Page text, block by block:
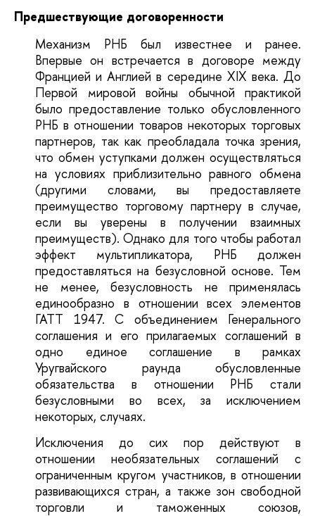
Предшествующие договоренности
Механизм РНБ был известнее и ранее.
Впервые он встречается в договоре между
Францией и Англией в середине XIX века. До
Первой мировой войны обычной практикой
было предоставление только обусловленного
РНБ в отношении товаров некоторых торговых
партнеров, так как преобладала точка зрения,
что обмен уступками должен осуществляться
на условиях приблизительно равного обмена
(другими словами, вы предоставляете
преимущество торговому партнеру в случае,
если вы уверены в получении взаимных
преимуществ). Однако для того чтобы работал
эффект мультипликатора, РНБ должен
предоставляться на безусловной основе. Тем
не менее, безусловность не применялась
единообразно в отношении всех элементов
ГАТТ 1947. С объединением Генерального
соглашения и его прилагаемых соглашений в
одно единое соглашение в рамках
Уругвайского раунда обусловленные
обязательства в отношении РНБ стали
безусловными во всех, за исключением
некоторых, случаях.
Исключения до сих пор действуют в
отношении необязательных соглашений с
ограниченным кругом участников, в отношении
развивающихся стран, а также зон свободной
торговли и таможенных союзов,